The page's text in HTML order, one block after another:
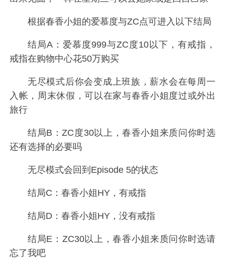
根据春香小姐的爱慕度与ZC点可进入以下结局
结局A：爱慕度999与ZC度10以下，有戒指，
戒指在购物中心花50万购买
无尽模式后你会变成上班族，薪水会在每周一
入帐，周末休假，可以在家与春香小姐度过或外出
旅行
结局B：ZC度30以上，春香小姐来质问你时选
还有选择的必要吗
无尽模式会回到Episode 5的状态
结局C：春香小姐HY，有戒指
结局D：春香小姐HY，没有戒指
结局E：ZC30以上，春香小姐来质问你时选请
忘了我吧